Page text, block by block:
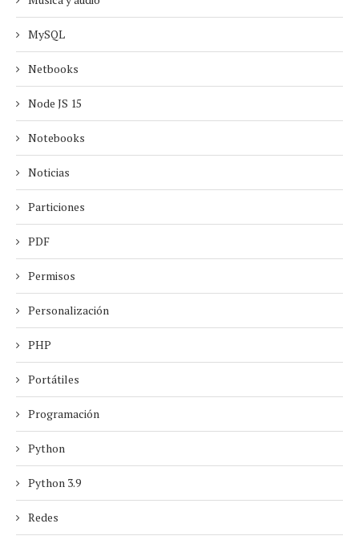
MySQL
Netbooks
Node JS 15
Notebooks
Noticias
Particiones
PDF
Permisos
Personalización
PHP
Portátiles
Programación
Python
Python 3.9
Redes